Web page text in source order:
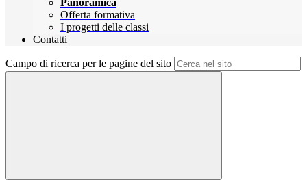
Panoramica
Offerta formativa
I progetti delle classi
Contatti
Campo di ricerca per le pagine del sito